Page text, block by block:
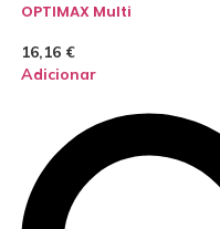
OPTIMAX Multi
16,16 €
Adicionar